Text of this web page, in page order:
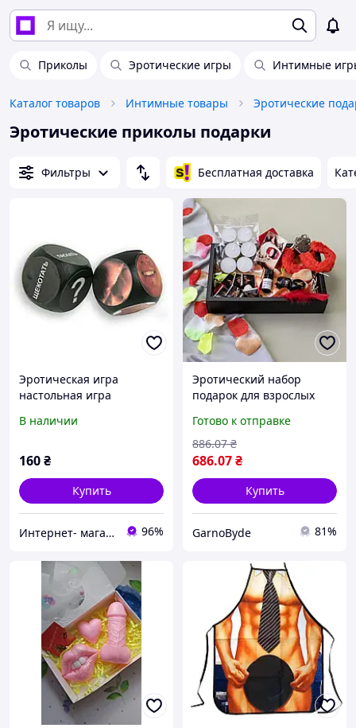
Приколы Эротические игры Интимные
Каталог товаров Интимные товары Эротические
Эротические приколы подарки
Фильтры Бесплатная доставка
Эротическая игра
настольная игра
черные Карнавал
подарок для пары
В наличии
160₴
Купить
Интернет- магазин "Праздник-shop" 96%
Эротический набор
подарок для взрослых
Приколов для пары
романтические вечера
Готово к отправке
686.07₴
886.07 ₴
Купить
GarnoByde 81%